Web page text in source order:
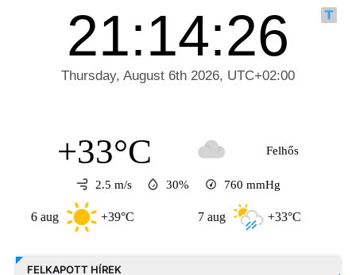
+33°C Felhős
2.5 m/s 30% 760 mmHg
+39°C +33°C
FELKAPOTT HÍREK